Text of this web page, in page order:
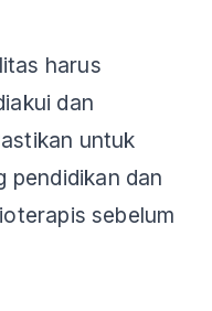
harus
dan
untuk
pendidikan dan
sebelum